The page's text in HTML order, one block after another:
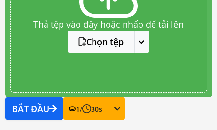
Thả tệp vào đây hoặc nhấp để tải lên
Chọn tệp
BẮT ĐẦU 1/ 30s